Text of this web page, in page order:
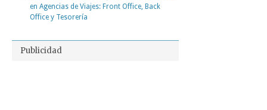
en Agencias de Viajes: Front Office, Back
Office y Tesorería
Publicidad